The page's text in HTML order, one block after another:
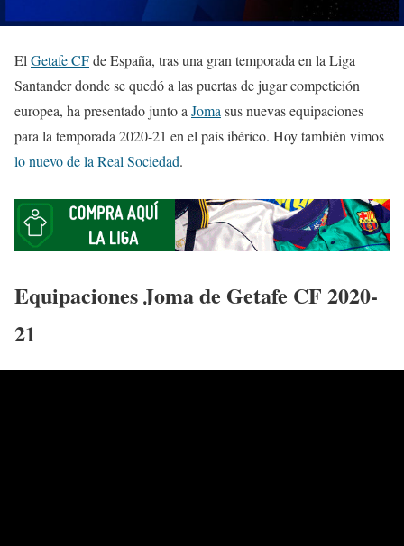
El Getafe CFde España, tras una gran temporada en la Liga
Santander donde se quedó a las puertas de jugar competición
europea, ha presentado junto a Joma sus nuevas equipaciones
para la temporada 2020-21 en el país ibérico. Hoy también vimos
lo nuevo de la Real Sociedad.
Equipaciones Joma de Getafe CF 2020-
21